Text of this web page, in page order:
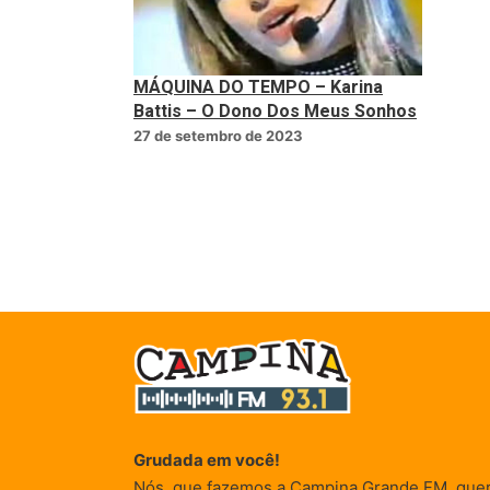
MÁQUINA DO TEMPO – Karina
Battis – O Dono Dos Meus Sonhos
27 de setembro de 2023
Grudada em você!